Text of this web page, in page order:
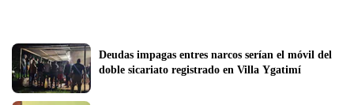
Deudas impagas entres narcos serían el móvil del
doble sicariato registrado en Villa Ygatimí